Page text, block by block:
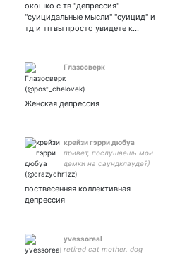
окошко с тв "депрессия"
"суицидальные мысли" "суицид" и
тд и тп вы просто увидете к…
Глазосверк
Женская депрессия
крейзи гэрри дюбуа
привет, послушаешь мои
демки на саундклауде?)
поствесенняя коллективная
депрессия
yvessoreal
retired cat mother. dog